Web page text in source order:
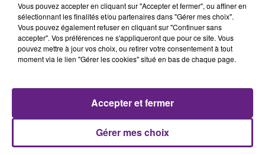
Publié : 6 novembre 2019 à 5h30 par Fabrice Aubry
Vous pouvez accepter en cliquant sur "Accepter et fermer", ou affiner en
sélectionnant les finalités et/ou partenaires dans "Gérer mes choix".
Vous pouvez également refuser en cliquant sur "Continuer sans
accepter". Vos préférences ne s'appliqueront que pour ce site. Vous
pouvez mettre à jour vos choix, ou retirer votre consentement à tout
moment via le lien "Gérer les cookies" situé en bas de chaque page.
Gérer mes choix
Accepter et fermer